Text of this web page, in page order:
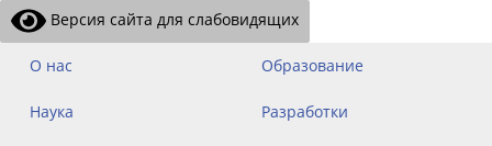
Версия сайта для слабовидящих
О нас Образование
Наука Разработки